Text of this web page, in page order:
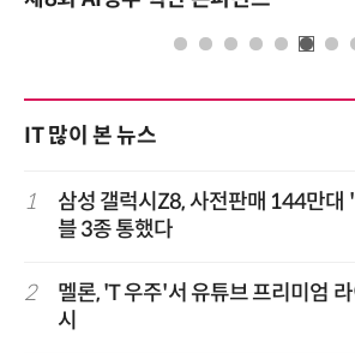
IT 많이 본 뉴스
1
삼성 갤럭시Z8, 사전판매 144만
블 3종 통했다
2
멜론, 'T 우주'서 유튜브 프리미엄
시